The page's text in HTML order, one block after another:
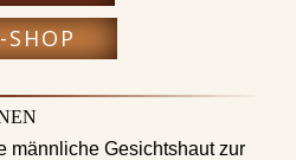
männliche Gesichtshaut zur